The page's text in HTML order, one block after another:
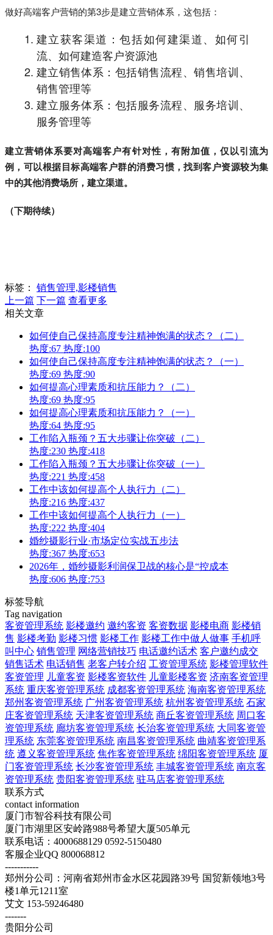
做好高端客户营销的第3步是建立营销体系，这包括：
建立获客渠道：包括如何建渠道、如何引
流、如何建造客户资源池
建立销售体系：包括销售流程、销售培训、
销售管理等
建立服务体系：包括服务流程、服务培训、
服务管理等
建立营销体系要对高端客户有针对性，有附加值，仅以引流为
例，可以根据目标高端客户群的消费习惯，找到客户资源较为集
中的其他消费场所，建立渠道。
（下期待续）
标签： 销售管理,影楼销售
上一篇 下一篇 查看更多
相关文章
如何使自己保持高度专注精神饱满的状态？（二）
热度:67 热度:100
如何使自己保持高度专注精神饱满的状态？（一）
热度:69 热度:90
如何提高心理素质和抗压能力？（二）
热度:69 热度:95
如何提高心理素质和抗压能力？（一）
热度:64 热度:95
工作陷入瓶颈？五大步骤让你突破（二）
热度:230 热度:418
工作陷入瓶颈？五大步骤让你突破（一）
热度:221 热度:458
工作中该如何提高个人执行力（二）
热度:216 热度:437
工作中该如何提高个人执行力（一）
热度:222 热度:404
婚纱摄影行业·市场定位实战五步法
热度:367 热度:653
2026年，婚纱摄影利润保卫战的核心是“控成本
热度:606 热度:753
标签导航
Tag navigation
客资管理系统 影楼邀约 邀约客资 客资数据 影楼电商 影楼销
售 影楼考勤 影楼习惯 影楼工作 影楼工作中做人做事 手机呼
叫中心 销售管理 网络营销技巧 电话邀约话术 客户邀约成交
销售话术 电话销售 老客户转介绍 工资管理系统 影楼管理软件
客资管理 儿童客资 影楼客资软件 儿童影楼客资 济南客资管理
系统 重庆客资管理系统 成都客资管理系统 海南客资管理系统
郑州客资管理系统 广州客资管理系统 杭州客资管理系统 石家
庄客资管理系统 天津客资管理系统 商丘客资管理系统 周口客
资管理系统 廊坊客资管理系统 长治客资管理系统 大同客资管
理系统 东莞客资管理系统 南昌客资管理系统 曲靖客资管理系
统 遵义客资管理系统 焦作客资管理系统 绵阳客资管理系统 厦
门客资管理系统 长沙客资管理系统 丰城客资管理系统 南京客
资管理系统 贵阳客资管理系统 驻马店客资管理系统
联系方式
contact information
厦门市智谷科技有限公司
厦门市湖里区安岭路988号希望大厦505单元
联系电话：4000688129 0592-5150480
客服企业QQ 800068812
-----------
郑州分公司：河南省郑州市金水区花园路39号 国贸新领地3号
楼1单元1211室
艾文 153-59246480
-------
贵阳分公司